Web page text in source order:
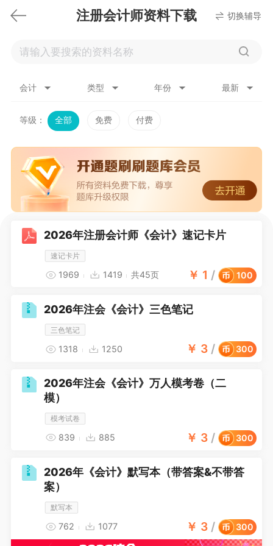
注册会计师资料下载 切换辅导
会计 类型 年份 最新
等级： 全部 免费 付费
2026年注册会计师《会计》速记卡片
速记卡片
1969 1419 共45页 ￥ 1 / 100
2026年注会《会计》三色笔记
三色笔记
1318 1250 ￥ 3 / 300
2026年注会《会计》万人模考卷（二
模）
模考试卷
839 885 ￥ 3 / 300
2026年《会计》默写本（带答案&不带答
案）
默写本
762 1077 ￥ 3 / 300